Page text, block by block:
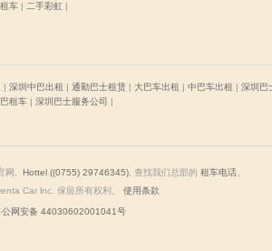
车 | 二手彩虹 |
| 深圳中巴出租 | 通勤巴士租赁 | 大巴车出租 | 中巴车出租 | 深圳巴
租车 | 深圳巴士服务公司 |
网, Hottel ((0755) 29746345) , 查找我们总部的租车电话
Car lnc. 保留所有权利。
使用条款
公网安备 44030602001041号